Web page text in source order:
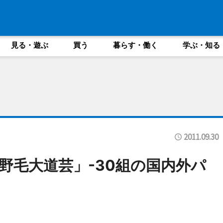
見る・遊ぶ 買う 暮らす・働く 学ぶ・知る
2011.09.30
毛大道芸」-30組の国内外パ